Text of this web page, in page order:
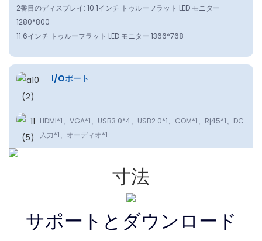
2番目のディスプレイ: 10.1インチ トゥルーフラット LED モニター
1280*800
11.6インチ トゥルーフラット LED モニター 1366*768
I/Oポート
HDMI*1、VGA*1、USB3.0*4、USB2.0*1、COM*1、Rj45*1、DC
入力*1、オーディオ*1
寸法
サポートとダウンロード